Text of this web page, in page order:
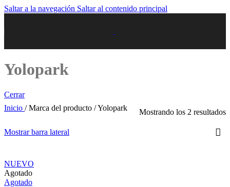
Saltar a la navegación Saltar al contenido principal
Yolopark
Cerrar
Inicio / Marca del producto /Yolopark Mostrando los 2 resultados
Mostrar barra lateral
NUEVO
Agotado
Agotado